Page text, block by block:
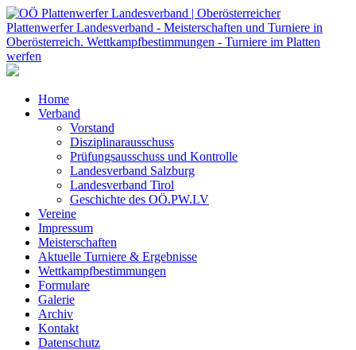
Home
Verband
Vorstand
Disziplinarausschuss
Prüfungsausschuss und Kontrolle
Landesverband Salzburg
Landesverband Tirol
Geschichte des OÖ.PW.LV
Vereine
Impressum
Meisterschaften
Aktuelle Turniere & Ergebnisse
Wettkampfbestimmungen
Formulare
Galerie
Archiv
Kontakt
Datenschutz